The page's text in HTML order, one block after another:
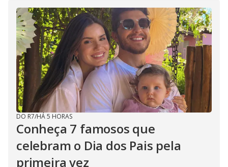
DO R7/HÁ 5 HORAS
Conheça 7 famosos que
celebram o Dia dos Pais pela
primeira vez